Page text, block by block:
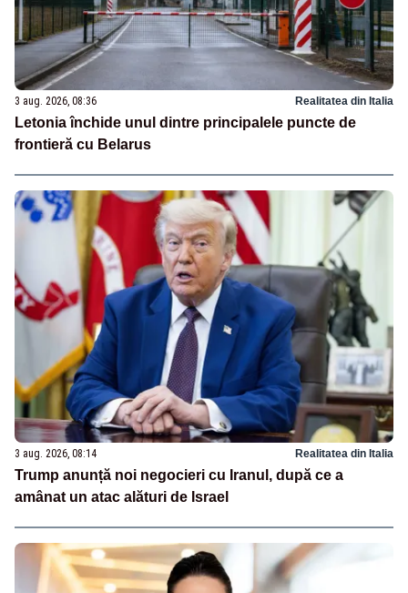
3 aug. 2026, 08:36 Realitatea din Italia
Letonia închide unul dintre principalele puncte de
frontieră cu Belarus
3 aug. 2026, 08:14 Realitatea din Italia
Trump anunță noi negocieri cu Iranul, după ce a
amânat un atac alături de Israel